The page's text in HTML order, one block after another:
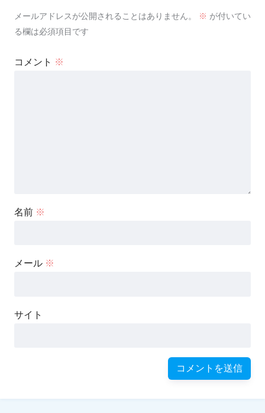
メールアドレスが公開されることはありません。 ※ が付いてい
る欄は必須項目です
コメント ※
名前 ※
メール ※
サイト